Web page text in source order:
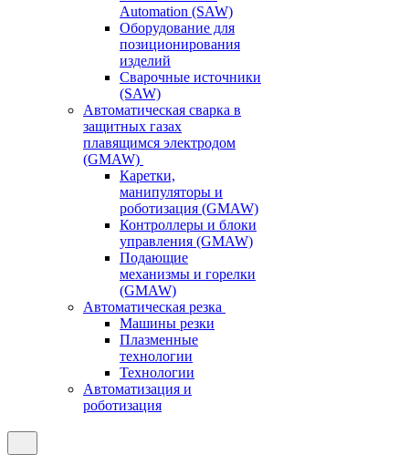
Automation (SAW)
Оборудование для
позиционирования
изделий
Сварочные источники
(SAW)
Автоматическая сварка в
защитных газах
плавящимся электродом
(GMAW)
Каретки,
манипуляторы и
роботизация (GMAW)
Контроллеры и блоки
управления (GMAW)
Подающие
механизмы и горелки
(GMAW)
Автоматическая резка
Машины резки
Плазменные
технологии
Технологии
Автоматизация и
роботизация